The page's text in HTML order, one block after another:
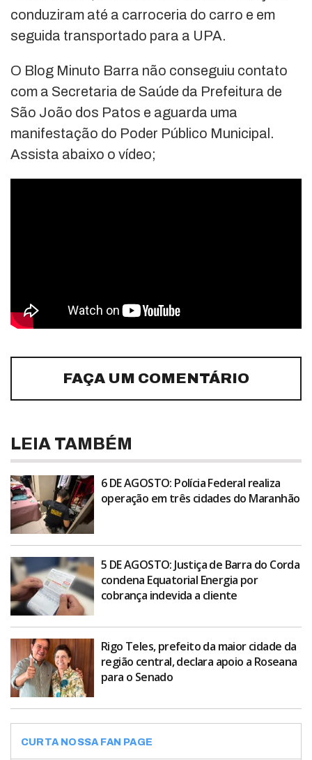
conduziram até a carroceria do carro e em
seguida transportado para a UPA.
O Blog Minuto Barra não conseguiu contato
com a Secretaria de Saúde da Prefeitura de
São João dos Patos e aguarda uma
manifestação do Poder Público Municipal.
Assista abaixo o vídeo;
FAÇA UM COMENTÁRIO
LEIA TAMBÉM
6 DE AGOSTO: Polícia Federal realiza
operação em três cidades do Maranhão
5 DE AGOSTO: Justiça de Barra do Corda
condena Equatorial Energia por
cobrança indevida a cliente
Rigo Teles, prefeito da maior cidade da
região central, declara apoio a Roseana
para o Senado
CURTA NOSSA FAN PAGE